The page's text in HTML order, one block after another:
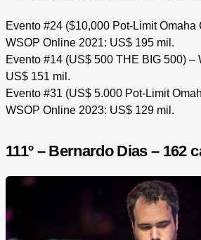
Evento #24 ($10,000 Pot-Limit
WSOP Online 2021: US$ 195 mil.
Evento #14 (US$ 500 THE BIG 500) –
US$ 151 mil.
Evento #31 (US$ 5.000 Pot-Limit
WSOP Online 2023: US$ 129 mil.
111º – Bernardo Dias – 162